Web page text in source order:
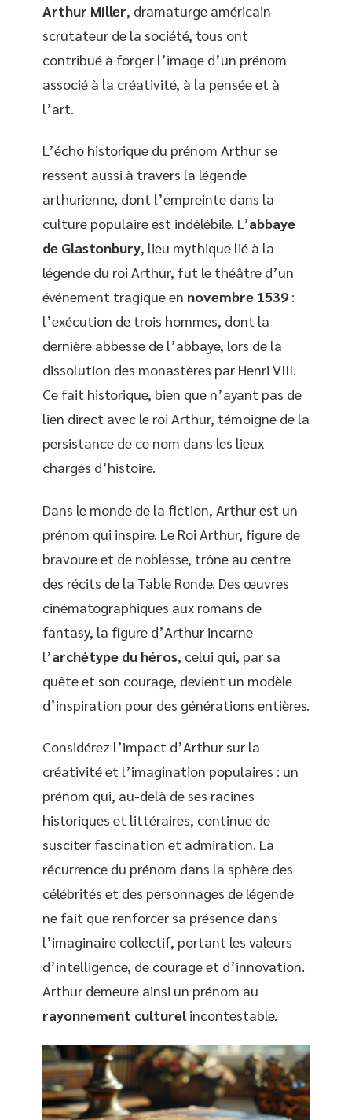
Arthur Miller, dramaturge américain
scrutateur de la société, tous ont
contribué à forger l’image d’un prénom
associé à la créativité, à la pensée et à
l’art.
L’écho historique du prénom Arthur se
ressent aussi à travers la légende
arthurienne, dont l’empreinte dans la
culture populaire est indélébile. L’abbaye
de Glastonbury, lieu mythique lié à la
légende du roi Arthur, fut le théâtre d’un
événement tragique en novembre 1539 :
l’exécution de trois hommes, dont la
dernière abbesse de l’abbaye, lors de la
dissolution des monastères par Henri VIII.
Ce fait historique, bien que n’ayant pas de
lien direct avec le roi Arthur, témoigne de la
persistance de ce nom dans les lieux
chargés d’histoire.
Dans le monde de la fiction, Arthur est un
prénom qui inspire. Le Roi Arthur, figure de
bravoure et de noblesse, trône au centre
des récits de la Table Ronde. Des œuvres
cinématographiques aux romans de
fantasy, la figure d’Arthur incarne
l’archétype du héros, celui qui, par sa
quête et son courage, devient un modèle
d’inspiration pour des générations entières.
Considérez l’impact d’Arthur sur la
créativité et l’imagination populaires : un
prénom qui, au-delà de ses racines
historiques et littéraires, continue de
susciter fascination et admiration. La
récurrence du prénom dans la sphère des
célébrités et des personnages de légende
ne fait que renforcer sa présence dans
l’imaginaire collectif, portant les valeurs
d’intelligence, de courage et d’innovation.
Arthur demeure ainsi un prénom au
rayonnement culturelincontestable.